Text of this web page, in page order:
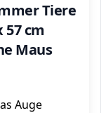
Tiere
57 cm
Maus
Auge